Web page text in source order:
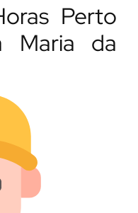
Perto
Maria da